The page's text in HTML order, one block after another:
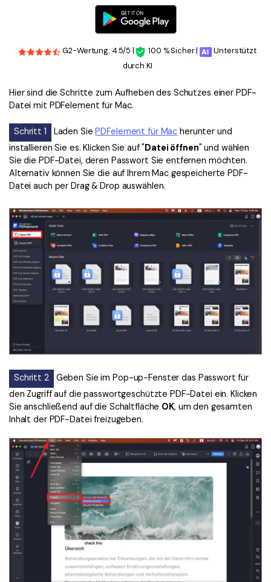
G2-Wertung: 4.5/5 | 100 % Sicher |
Unterstützt
durch KI
Hier sind die Schritte zum Aufheben des Schutzes einer PDF-
Datei mit PDFelement für Mac.
Schritt 1 Laden Sie PDFelement für Mac herunter und
installieren Sie es. Klicken Sie auf " Datei öffnen" und wählen
Sie die PDF-Datei, deren Passwort Sie entfernen möchten.
Alternativ können Sie die auf Ihrem Mac gespeicherte PDF-
Datei auch per Drag & Drop auswählen.
Schritt 2
Geben Sie im Pop-up-Fenster das Passwort für
den Zugriff auf die passwortgeschützte PDF-Datei ein. Klicken
Sie anschließend auf die Schaltfläche OK, um den gesamten
Inhalt der PDF-Datei freizugeben.